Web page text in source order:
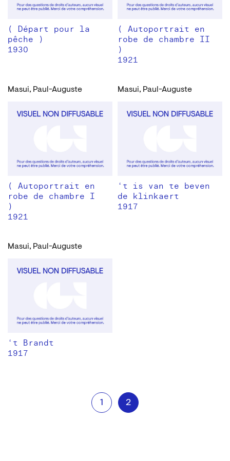
( Départ pour la
pêche )
1930
( Autoportrait en
robe de chambre II
)
1921
Masui, Paul-Auguste
( Autoportrait en
robe de chambre I
)
1921
Masui, Paul-Auguste
‘t is van te beven
de klinkaert
1917
Masui, Paul-Auguste
‘t Brandt
1917
1 2